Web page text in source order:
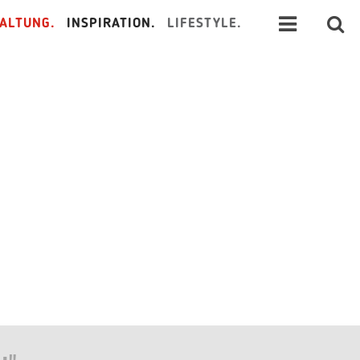
INSPIRATION. LIFESTYLE.